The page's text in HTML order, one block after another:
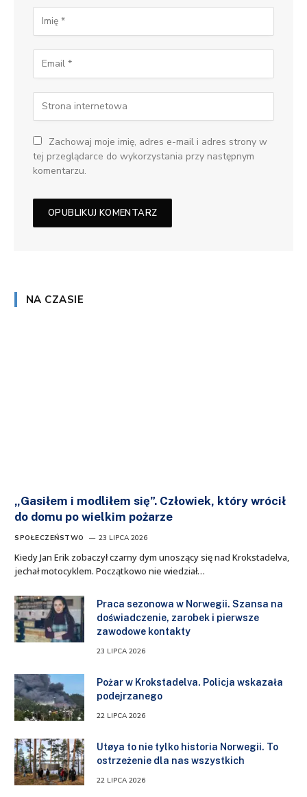
Zachowaj moje imię, adres e-mail i adres strony w
tej przeglądarce do wykorzystania przy następnym
komentarzu.
NA CZASIE
„Gasiłem i modliłem się”. Człowiek, który wrócił
do domu po wielkim pożarze
SPOŁECZEŃSTWO 23 LIPCA 2026
Kiedy Jan Erik zobaczył czarny dym unoszący się nad Krokstadelva,
jechał motocyklem. Początkowo nie wiedział…
Praca sezonowa w Norwegii. Szansa na
doświadczenie, zarobek i pierwsze
zawodowe kontakty
23 LIPCA 2026
Pożar w Krokstadelva. Policja wskazała
podejrzanego
22 LIPCA 2026
Utøya to nie tylko historia Norwegii. To
ostrzeżenie dla nas wszystkich
22 LIPCA 2026